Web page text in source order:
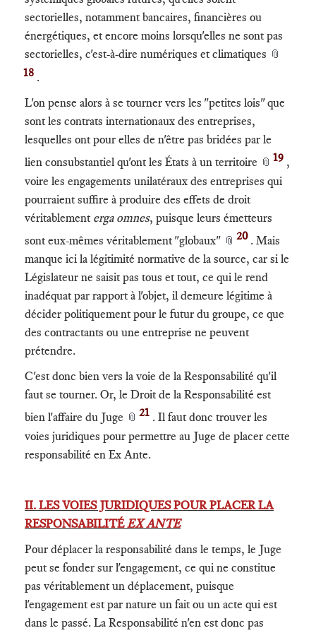
sectorielles, notamment bancaires, financières ou
énergétiques, et encore moins lorsqu'elles ne sont pas
sectorielles, c'est-à-dire numériques et climatiques 📎
18 .
L'on pense alors à se tourner vers les "petites lois" que
sont les contrats internationaux des entreprises,
lesquelles ont pour elles de n'être pas bridées par le
lien consubstantiel qu'ont les États à un territoire 📎 19 ,
voire les engagements unilatéraux des entreprises qui
pourraient suffire à produire des effets de droit
véritablement erga omnes, puisque leurs émetteurs
sont eux-mêmes véritablement "globaux" 📎 20 . Mais
manque ici la légitimité normative de la source, car si le
Législateur ne saisit pas tous et tout, ce qui le rend
inadéquat par rapport à l'objet, il demeure légitime à
décider politiquement pour le futur du groupe, ce que
des contractants ou une entreprise ne peuvent
prétendre.
C'est donc bien vers la voie de la Responsabilité qu'il
faut se tourner. Or, le Droit de la Responsabilité est
bien l'affaire du Juge 📎 21 . Il faut donc trouver les
voies juridiques pour permettre au Juge de placer cette
responsabilité en Ex Ante.
II. LES VOIES JURIDIQUES POUR PLACER LA
RESPONSABILITÉEX ANTE
Pour déplacer la responsabilité dans le temps, le Juge
peut se fonder sur l'engagement, ce qui ne constitue
pas véritablement un déplacement, puisque
l'engagement est par nature un fait ou un acte qui est
dans le passé. La Responsabilité n'en est donc pas